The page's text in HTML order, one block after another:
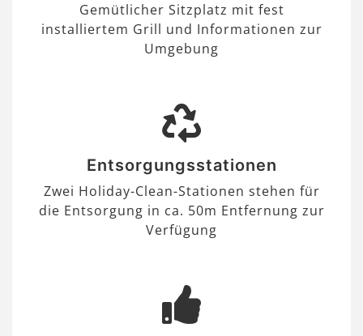
Gemütlicher Sitzplatz mit fest
installiertem Grill und Informationen zur
Umgebung
Entsorgungsstationen
Zwei Holiday-Clean-Stationen stehen für
die Entsorgung in ca. 50m Entfernung zur
Verfügung